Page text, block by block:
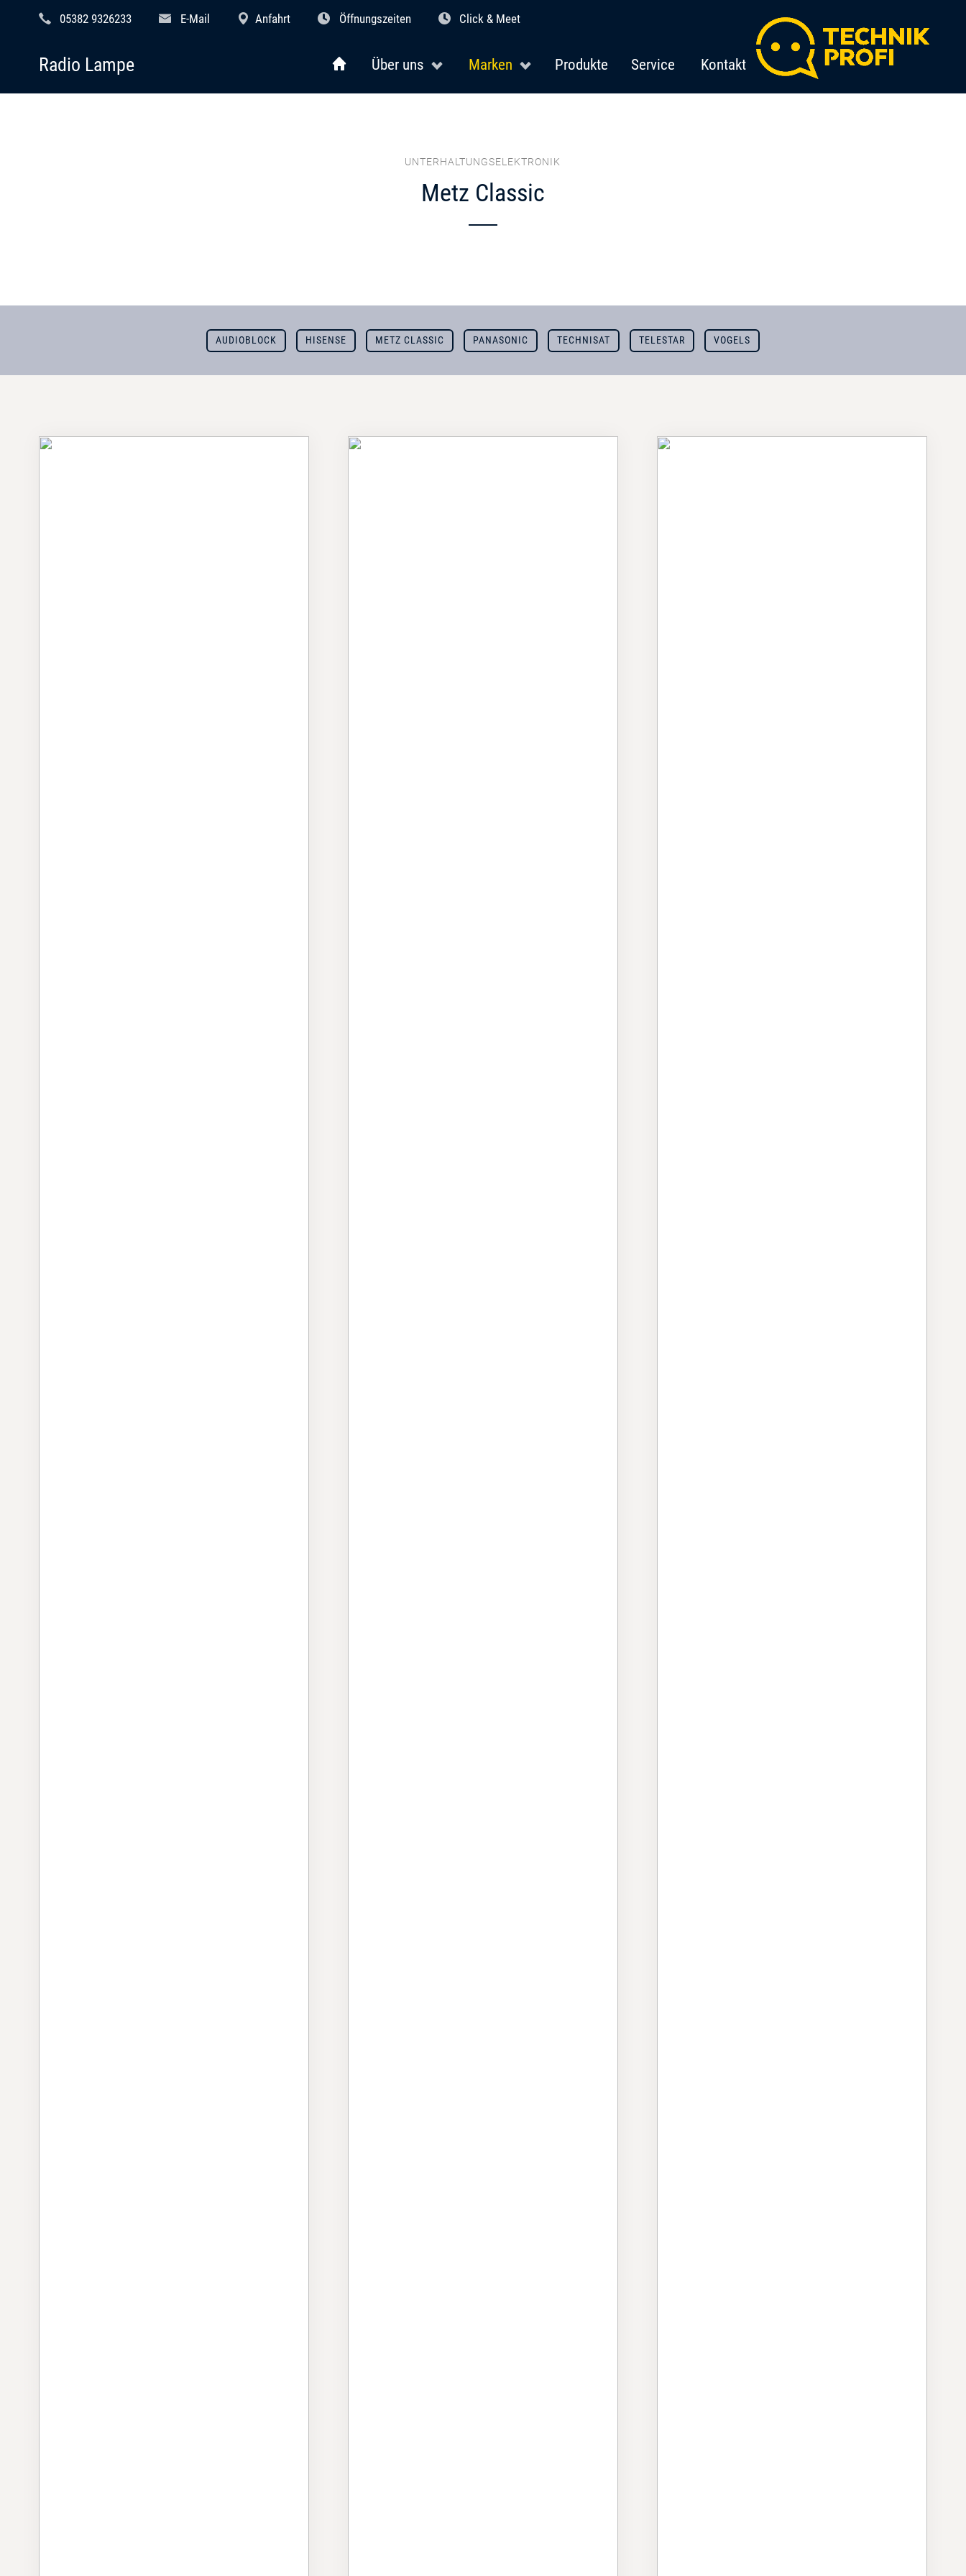
05382 9326233 E-Mail Anfahrt Öffnungszeiten Click & Meet
Über uns Marken Produkte Service Kontakt
Radio Lampe
UNTERHALTUNGSELEKTRONIK
Metz Classic
AUDIOBLOCK HISENSE METZ CLASSIC PANASONIC TECHNISAT TELESTAR VOGELS